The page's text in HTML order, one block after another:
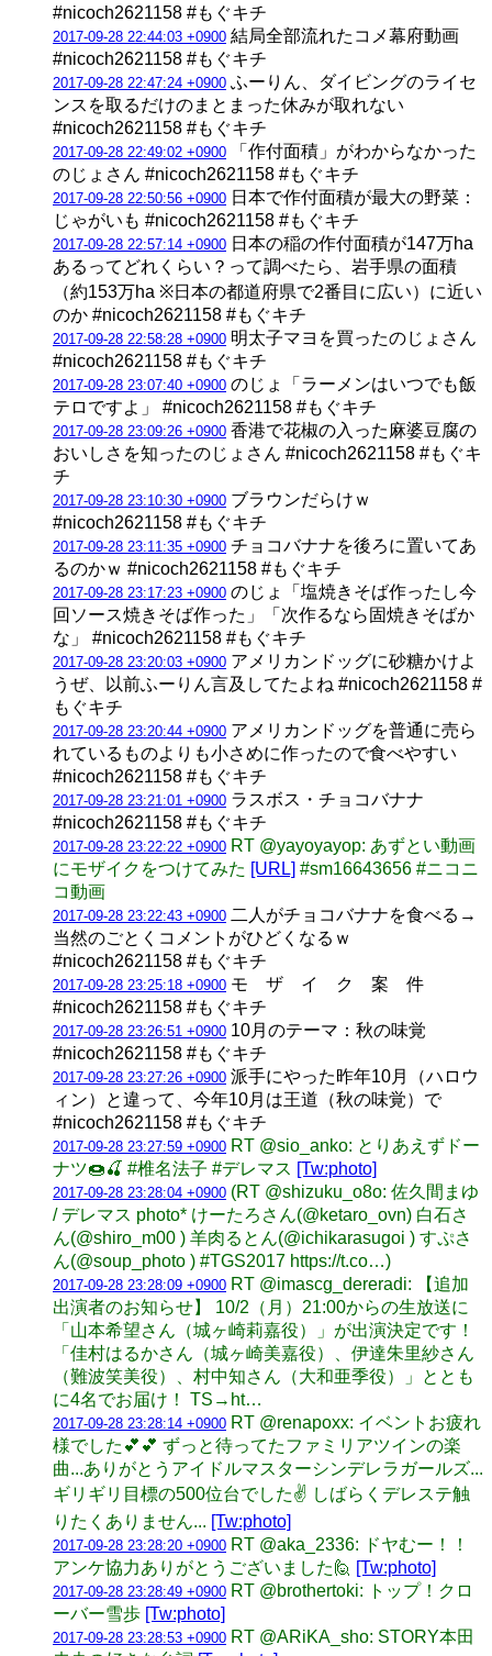
#nicoch2621158 #もぐキチ
2017-09-28 22:44:03 +0900 結局全部流れたコメ幕府動画
#nicoch2621158 #もぐキチ
2017-09-28 22:47:24 +0900 ふーりん、ダイビングのライセ
ンスを取るだけのまとまった休みが取れない
#nicoch2621158 #もぐキチ
2017-09-28 22:49:02 +0900 「作付面積」がわからなかった
のじょさん #nicoch2621158 #もぐキチ
2017-09-28 22:50:56 +0900 日本で作付面積が最大の野菜：
じゃがいも #nicoch2621158 #もぐキチ
2017-09-28 22:57:14 +0900 日本の稲の作付面積が147万ha
あるってどれくらい？って調べたら、岩手県の面積
（約153万ha ※日本の都道府県で2番目に広い）に近い
のか #nicoch2621158 #もぐキチ
2017-09-28 22:58:28 +0900 明太子マヨを買ったのじょさん
#nicoch2621158 #もぐキチ
2017-09-28 23:07:40 +0900 のじょ「ラーメンはいつでも飯
テロですよ」 #nicoch2621158 #もぐキチ
2017-09-28 23:09:26 +0900 香港で花椒の入った麻婆豆腐の
おいしさを知ったのじょさん #nicoch2621158 #もぐキ
チ
2017-09-28 23:10:30 +0900 ブラウンだらけｗ
#nicoch2621158 #もぐキチ
2017-09-28 23:11:35 +0900 チョコバナナを後ろに置いてあ
るのかｗ #nicoch2621158 #もぐキチ
2017-09-28 23:17:23 +0900 のじょ「塩焼きそば作ったし今
回ソース焼きそば作った」「次作るなら固焼きそばか
な」 #nicoch2621158 #もぐキチ
2017-09-28 23:20:03 +0900 アメリカンドッグに砂糖かけよ
うぜ、以前ふーりん言及してたよね #nicoch2621158 #
もぐキチ
2017-09-28 23:20:44 +0900 アメリカンドッグを普通に売ら
れているものよりも小さめに作ったので食べやすい
#nicoch2621158 #もぐキチ
2017-09-28 23:21:01 +0900 ラスボス・チョコバナナ
#nicoch2621158 #もぐキチ
2017-09-28 23:22:22 +0900 RT @yayoyayop: あずとい動画
にモザイクをつけてみた [URL] #sm16643656 #ニコニ
コ動画
2017-09-28 23:22:43 +0900 二人がチョコバナナを食べる→
当然のごとくコメントがひどくなるｗ
#nicoch2621158 #もぐキチ
2017-09-28 23:25:18 +0900 モ ザ イ ク 案 件
#nicoch2621158 #もぐキチ
2017-09-28 23:26:51 +0900 10月のテーマ：秋の味覚
#nicoch2621158 #もぐキチ
2017-09-28 23:27:26 +0900 派手にやった昨年10月（ハロウ
ィン）と違って、今年10月は王道（秋の味覚）で
#nicoch2621158 #もぐキチ
2017-09-28 23:27:59 +0900 RT @sio_anko: とりあえずドー
ナツ🍩🍒 #椎名法子 #デレマス [Tw:photo]
2017-09-28 23:28:04 +0900 (RT @shizuku_o8o: 佐久間まゆ
/ デレマス photo* けーたろさん(@ketaro_ovn) 白石さ
ん(@shiro_m00 ) 羊肉るとん(@ichikarasugoi ) すぷさ
ん(@soup_photo ) #TGS2017 https://t.co…)
2017-09-28 23:28:09 +0900 RT @imascg_dereradi: 【追加
出演者のお知らせ】 10/2（月）21:00からの生放送に
「山本希望さん（城ヶ崎莉嘉役）」が出演決定です！
「佳村はるかさん（城ヶ崎美嘉役）、伊達朱里紗さん
（難波笑美役）、村中知さん（大和亜季役）」ととも
に4名でお届け！ TS→ht…
2017-09-28 23:28:14 +0900 RT @renapoxx: イベントお疲れ
様でした💕💕 ずっと待ってたファミリアツインの楽
曲...ありがとうアイドルマスターシンデレラガールズ...
ギリギリ目標の500位台でした✌️ しばらくデレステ触
りたくありません... [Tw:photo]
2017-09-28 23:28:20 +0900 RT @aka_2336: ドヤむー！！
アンケ協力ありがとうございました🙋 [Tw:photo]
2017-09-28 23:28:49 +0900 RT @brothertoki: トップ！クロ
ーバー雪歩 [Tw:photo]
2017-09-28 23:28:53 +0900 RT @ARiKA_sho: STORY本田